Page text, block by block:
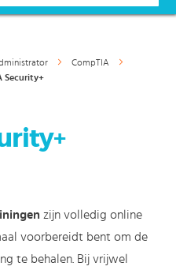
CompTIA
Security+
zijn volledig online
voorbereidt bent om de
te behalen. Bij vrijwel